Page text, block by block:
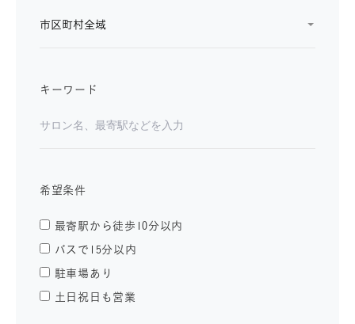
キーワード
希望条件
最寄駅から徒歩10分以内
バスで15分以内
駐車場あり
土日祝日も営業